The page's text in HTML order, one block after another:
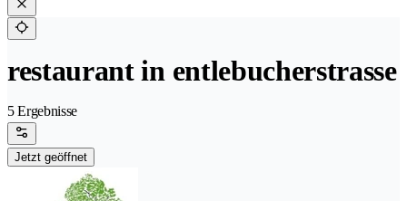
restaurant in entlebucherstrasse
5 Ergebnisse
Jetzt geöffnet